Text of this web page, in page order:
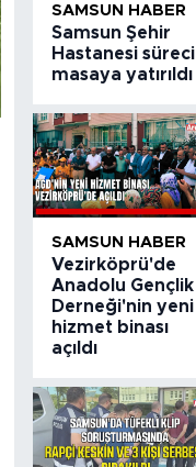
SAMSUN HABER
Samsun Şehir
Hastanesi süreci
masaya yatırıldı
SAMSUN HABER
Vezirköprü'de
Anadolu Gençlik
Derneği'nin yeni
hizmet binası
açıldı